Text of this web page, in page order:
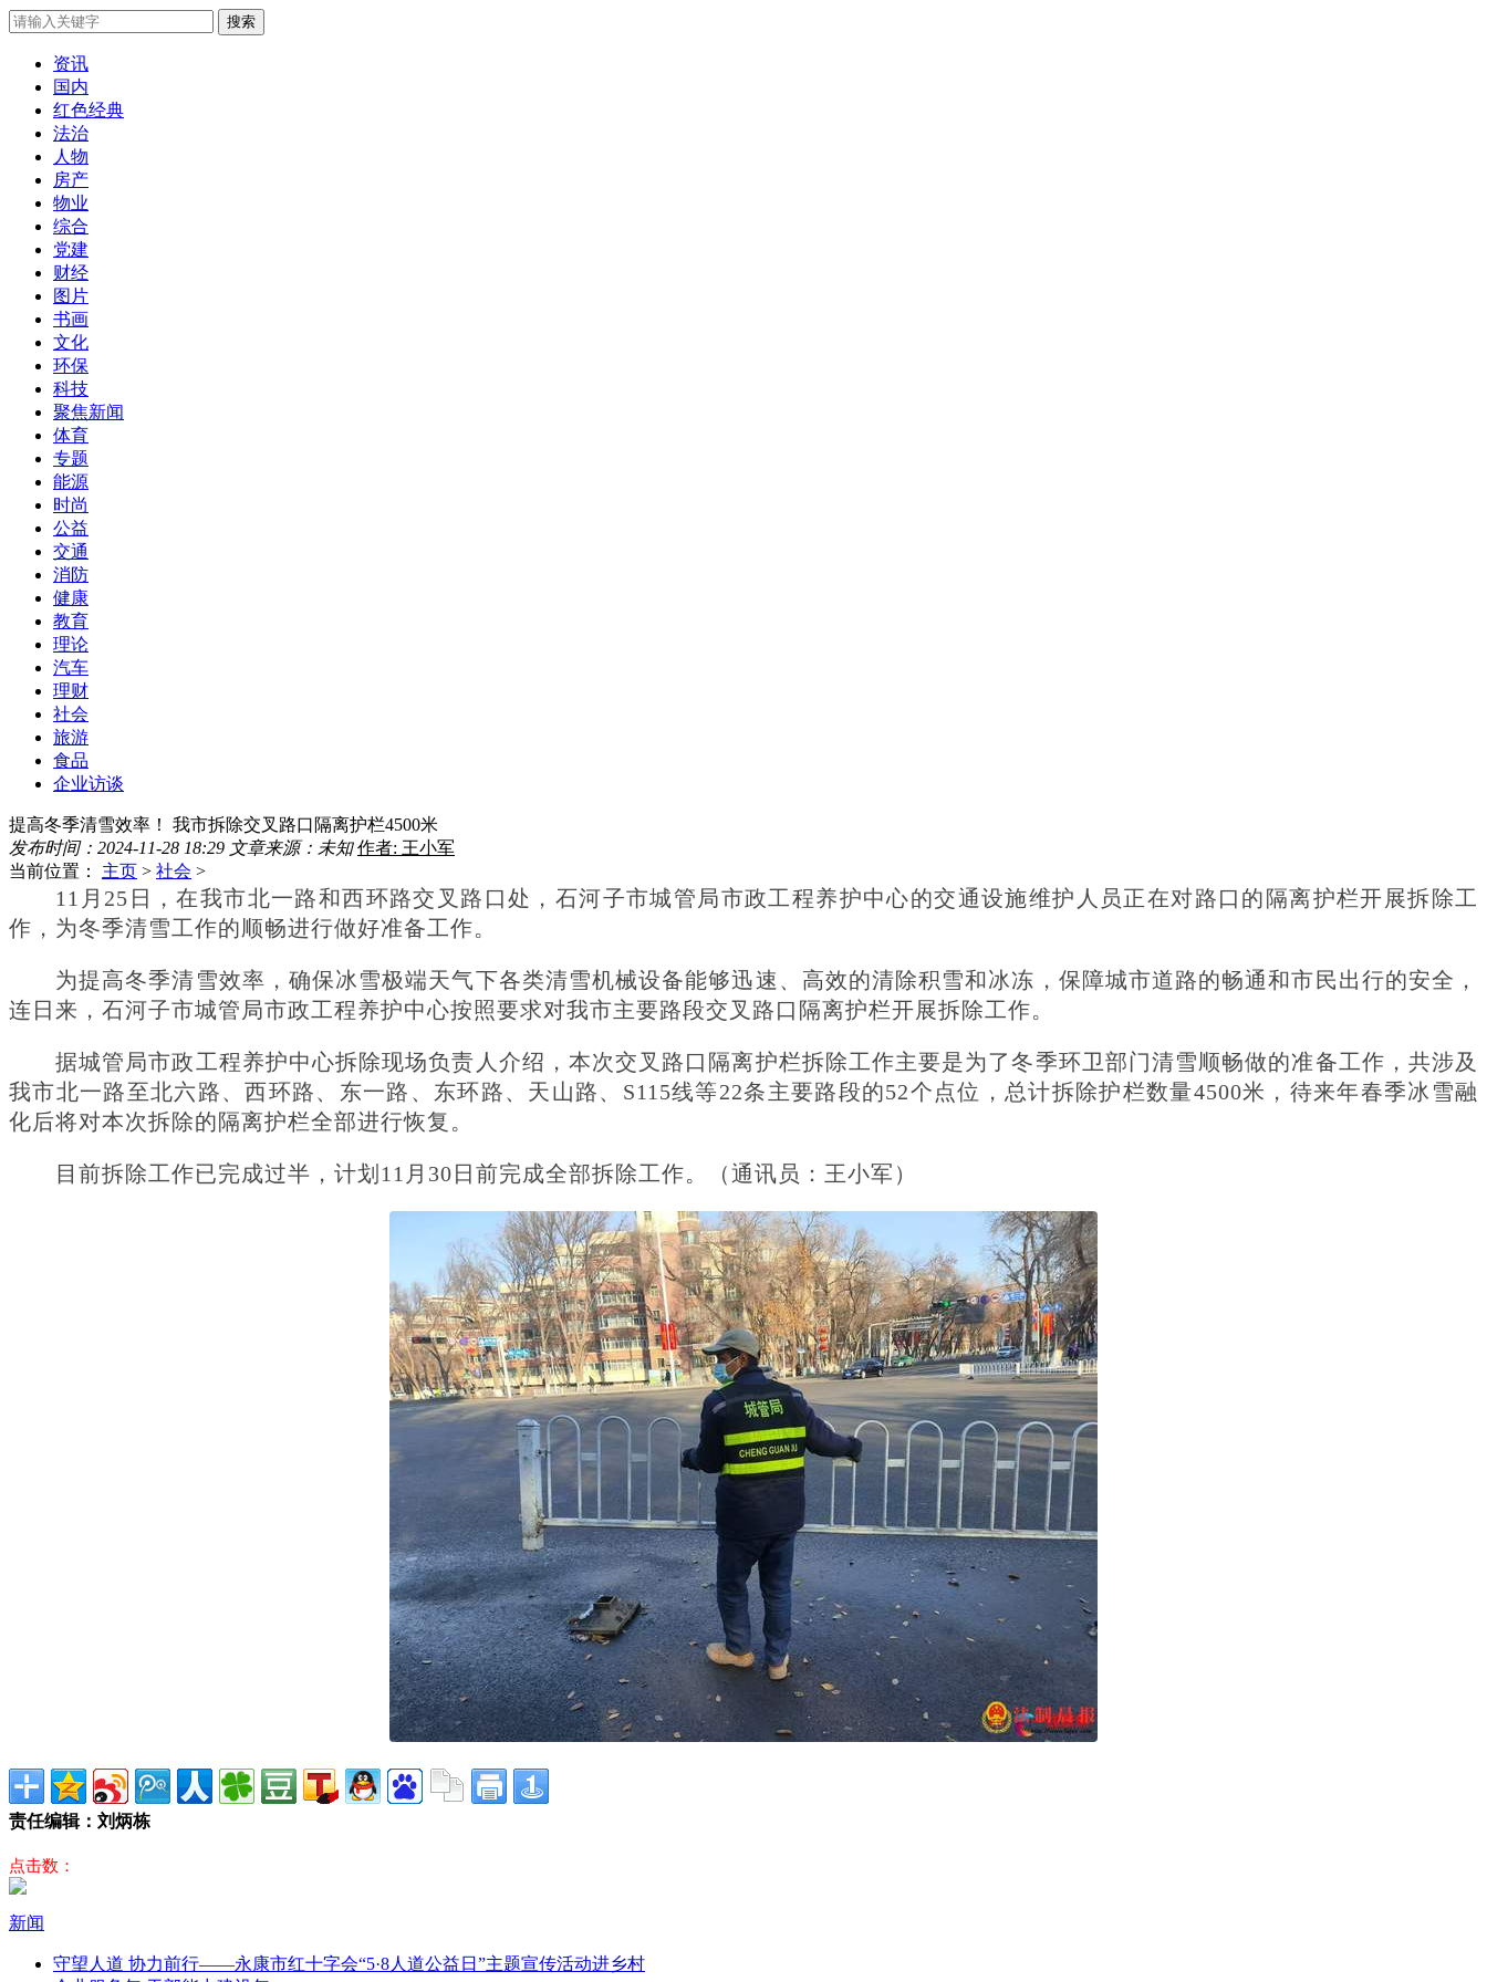
搜索
资讯
国内
红色经典
法治
人物
房产
物业
综合
党建
财经
图片
书画
文化
环保
科技
聚焦新闻
体育
专题
能源
时尚
公益
交通
消防
健康
教育
理论
汽车
理财
社会
旅游
食品
企业访谈
提高冬季清雪效率！ 我市拆除交叉路口隔离护栏4500米
发布时间：2024-11-28 18:29 文章来源：未知 作者: 王小军
当前位置： 主页 > 社会 >
11月25日，在我市北一路和西环路交叉路口处，石河子市城管局市政工程养护中心的交通设施维护人员正在对路口的隔离护栏开展拆除工
作，为冬季清雪工作的顺畅进行做好准备工作。
为提高冬季清雪效率，确保冰雪极端天气下各类清雪机械设备能够迅速、高效的清除积雪和冰冻，保障城市道路的畅通和市民出行的安全，
连日来，石河子市城管局市政工程养护中心按照要求对我市主要路段交叉路口隔离护栏开展拆除工作。
据城管局市政工程养护中心拆除现场负责人介绍，本次交叉路口隔离护栏拆除工作主要是为了冬季环卫部门清雪顺畅做的准备工作，共涉及
我市北一路至北六路、西环路、东一路、东环路、天山路、S115线等22条主要路段的52个点位，总计拆除护栏数量4500米，待来年春季冰雪融
化后将对本次拆除的隔离护栏全部进行恢复。
目前拆除工作已完成过半，计划11月30日前完成全部拆除工作。（通讯员：王小军）
责任编辑：刘炳栋
点击数：
新闻
守望人道 协力前行——永康市红十字会“5·8人道公益日”主题宣传活动进乡村